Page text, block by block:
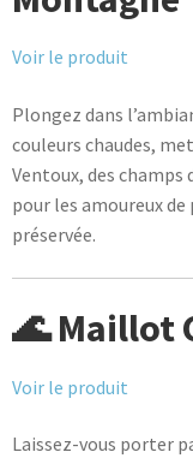
Voir le produit
Plongez dans
couleurs chaudes,
Ventoux, des champs
pour les amoureux
préservée.
🌊 Maillot
Voir le produit
Laissez-vous porter